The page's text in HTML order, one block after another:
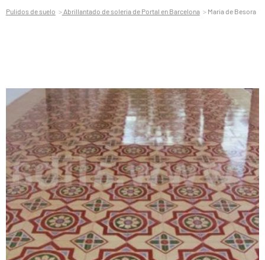
Pulidos de suelo Abrillantado de soleria de Portal en Barcelona Maria de Besora